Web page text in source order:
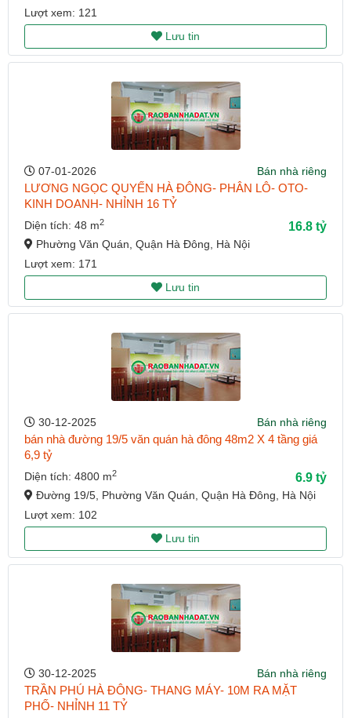
Lượt xem: 121
Lưu tin
07-01-2026 Bán nhà riêng
LƯƠNG NGỌC QUYẾN HÀ ĐÔNG- PHÂN LÔ- OTO-
KINH DOANH- NHỈNH 16 TỶ
Diện tích: 48 m2 16.8 tỷ
Phường Văn Quán, Quận Hà Đông, Hà Nội
Lượt xem: 171
Lưu tin
30-12-2025 Bán nhà riêng
bán nhà đường 19/5 văn quán hà đông 48m2 X 4 tầng giá
6,9 tỷ
Diện tích: 4800 m2 6.9 tỷ
Đường 19/5, Phường Văn Quán, Quận Hà Đông, Hà Nội
Lượt xem: 102
Lưu tin
30-12-2025 Bán nhà riêng
TRẦN PHÚ HÀ ĐÔNG- THANG MÁY- 10M RA MẶT
PHỐ- NHỈNH 11 TỶ